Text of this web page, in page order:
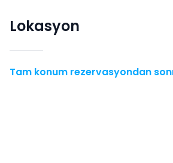
Lokasyon
Tam konum rezervasyondan